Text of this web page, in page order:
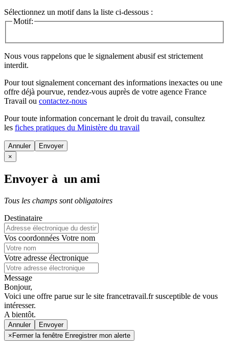
Sélectionnez un motif dans la liste ci-dessous :
Motif:
Nous vous rappelons que le signalement abusif est strictement
interdit.
Pour tout signalement concernant des informations inexactes ou une
offre déjà pourvue, rendez-vous auprès de votre agence France
Travail ou contactez-nous
Pour toute information concernant le droit du travail, consultez
les fiches pratiques du Ministère du travail
Annuler
×
Envoyer à un ami
Tous les champs sont obligatoires
Destinataire
Vos coordonnées Votre nom
Votre adresse électronique
Message
Bonjour,
Voici une offre parue sur le site francetravail.fr susceptible de vous
intéresser.
A bientôt.
Annuler
× Fermer la fenêtre Enregistrer mon alerte